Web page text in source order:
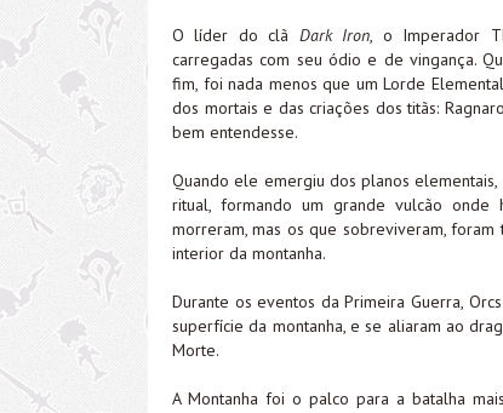
O líder do clã Dark Iron, o Imperador
carregadas com seu ódio e de vingança.
fim, foi nada menos que um Lorde
dos mortais e das criações dos titãs:
bem entendesse.
Quando ele emergiu dos planos
ritual, formando um grande vulcão onde
morreram, mas os que sobreviveram,
interior da montanha.
Durante os eventos da Primeira Guerra,
superfície da montanha, e se aliaram ao
Morte.
A Montanha foi o palco para a batalha